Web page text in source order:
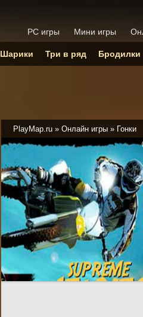
PlayMap.ru » Онлайн игры » Гонки
PC игры Мини игры
Шарики Три в ряд Бродилки